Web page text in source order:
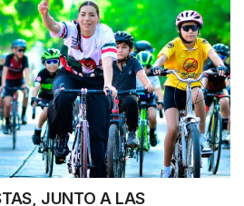
JUNTO A LAS